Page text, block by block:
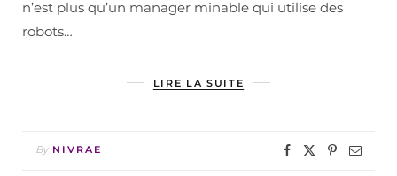
n’est plus qu’un manager minable qui utilise des
robots…
LIRE LA SUITE
By NIVRAE